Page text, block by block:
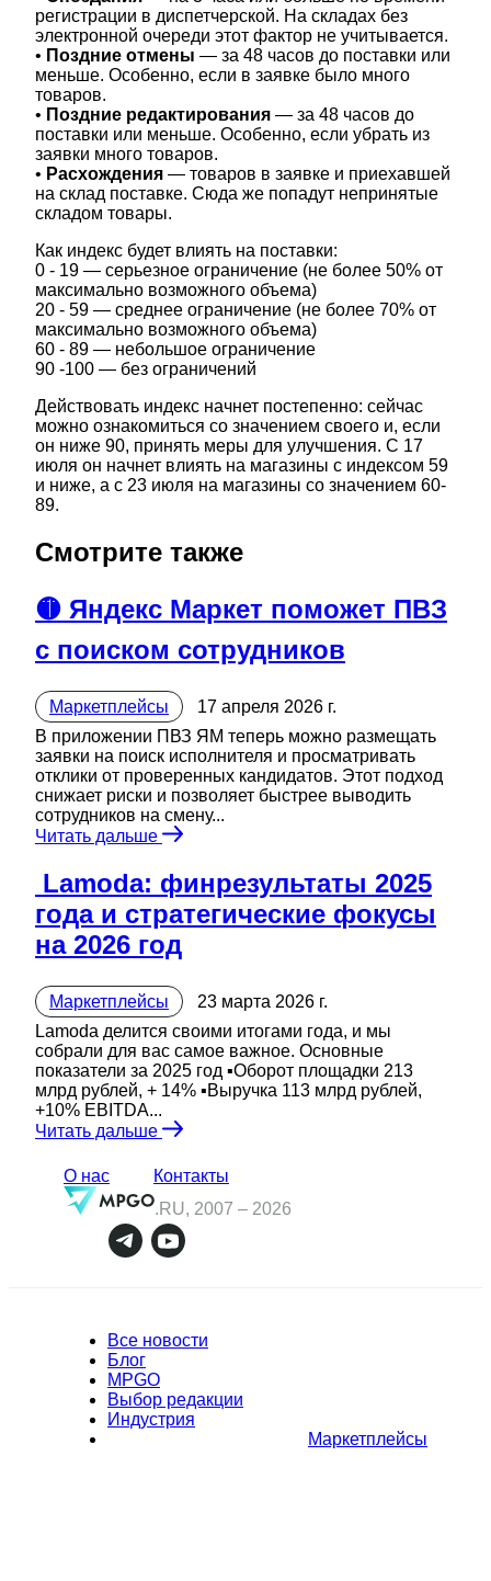
регистрации в диспетчерской. На складах без
электронной очереди этот фактор не учитывается.
• Поздние отмены — за 48 часов до поставки или
меньше. Особенно, если в заявке было много
товаров.
• Поздние редактирования — за 48 часов до
поставки или меньше. Особенно, если убрать из
заявки много товаров.
• Расхождения — товаров в заявке и приехавшей
на склад поставке. Сюда же попадут непринятые
складом товары.
Как индекс будет влиять на поставки:
0 - 19 — серьезное ограничение (не более 50% от
максимально возможного объема)
20 - 59 — среднее ограничение (не более 70% от
максимально возможного объема)
60 - 89 — небольшое ограничение
90 -100 — без ограничений
Действовать индекс начнет постепенно: сейчас
можно ознакомиться со значением своего и, если
он ниже 90, принять меры для улучшения. С 17
июля он начнет влиять на магазины с индексом 59
и ниже, а с 23 июля на магазины со значением 60-
89.
Смотрите также
🟡 Яндекс Маркет поможет ПВЗ
с поиском сотрудников
Маркетплейсы
17 апреля 2026 г.
В приложении ПВЗ ЯМ теперь можно размещать
заявки на поиск исполнителя и просматривать
отклики от проверенных кандидатов. Этот подход
снижает риски и позволяет быстрее выводить
сотрудников на смену...
Читать дальше
️ Lamoda: финрезультаты 2025
года и стратегические фокусы
на 2026 год
Маркетплейсы
23 марта 2026 г.
Lamoda делится своими итогами года, и мы
собрали для вас самое важное. Основные
показатели за 2025 год ▪️Оборот площадки 213
млрд рублей, + 14% ▪️Выручка 113 млрд рублей,
+10% EBITDA...
Читать дальше
О нас
Контакты
.RU, 2007 – 2026
Все новости
Блог
MPGO
Выбор редакции
Индустрия
Маркетплейсы